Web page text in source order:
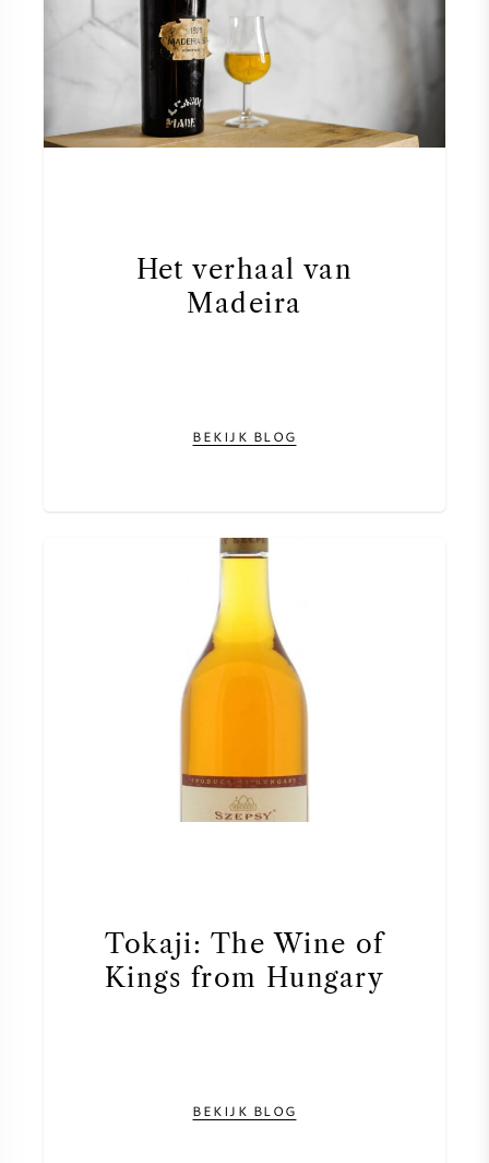
Het verhaal van
Madeira
BEKIJK BLOG
Tokaji: The Wine of
Kings from Hungary
BEKIJK BLOG